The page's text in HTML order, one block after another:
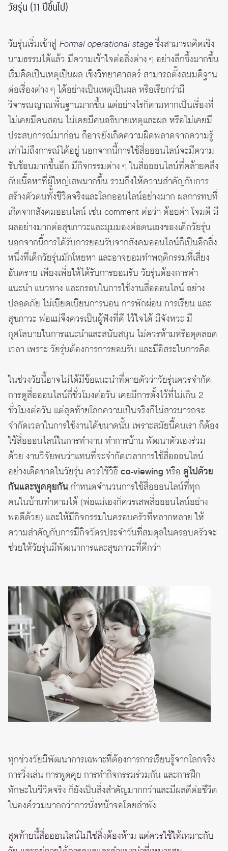
วัยรุ่น (11 ปีขึ้นไป)
วัยรุ่นเริ่มเข้าสู่ Formal operational stageซึ่งสามารถคิดเชิง
นามธรรมได้แล้ว มีความเข้าใจต่อสิ่งต่าง ๆ อย่างลึกซึ้งมากขึ้น
เริ่มคิดเป็นเหตุเป็นผล เชิงวิทยาศาสตร์ สามารถตั้งสมมติฐาน
ต่อเรื่องต่าง ๆ ได้อย่างเป็นเหตุเป็นผล หรือเรียกว่ามี
วิจารณญาณพื้นฐานมากขึ้น แต่อย่างไรก็ตามหากเป็นเรื่องที่
ไม่เคยมีคนสอน ไม่เคยมีคนอธิบายเหตุและผล หรือไม่เคยมี
ประสบการณ์มาก่อน ก็อาจยังเกิดความผิดพลาดจากความรู้
เท่าไม่ถึงการณ์ได้อยู่ นอกจากนี้การใช้สื่อออนไลน์จะมีความ
ซับซ้อนมากขึ้นอีก มีกิจกรรมต่าง ๆ ในสื่อออนไลน์ที่คล้ายคลึง
กับเนื้อหาที่ผู้ใหญ่เสพมากขึ้น รวมถึงให้ความสำคัญกับการ
สร้างตัวตนทั้งชีวิตจริงและโลกออนไลน์อย่างมาก ผลการทบที่
เกิดจากสังคมออนไลน์ เช่น comment ต่อว่า ด้อยค่า โจมตี มี
ผลอย่างมากต่อสุขภาวะและมุมมองต่อตนเองของเด็กวัยรุ่น
นอกจากนี้การได้รับการยอมรับจากสังคมออนไลน์ก็เป็นอีกสิ่ง
หนึ่งที่เด็กวัยรุ่นมักโหยหา และอาจยอมทำพฤติกรรมที่เสี่ยง
อันตราย เพียงเพื่อให้ได้รับการยอมรับ วัยรุ่นต้องการคำ
แนะนำ แนวทาง และกรอบในการใช้งานสื่อออนไลน์ อย่าง
ปลอดภัย ไม่เบียดเบียนการนอน การพักผ่อน การเรียน และ
สุขภาวะ พ่อแม่จึงควรเป็นผู้ฟังที่ดี ไว้ใจได้ มีจังหวะ มี
กุศโลบายในการแนะนำและสนับสนุน ไม่ควรห้ามหรือดุตลอด
เวลา เพราะ วัยรุ่นต้องการการยอมรับ และมีอิสระในการคิด
ในช่วงวัยนี้อาจไม่ได้มีข้อแนะนำที่ตายตัวว่าวัยรุ่นควรจำกัด
การดูสื่อออนไลน์กี่ชั่วโมงต่อวัน เคยมีการตั้งไว้ที่ไม่เกิน 2
ชั่วโมงต่อวัน แต่สุดท้ายโลกความเป็นจริงก็ไม่สารมารถจะ
จำกัดเวลาในการใช้งานได้ขนาดนั้น เพราะสมัยนี้คนเรา ก็ต้อง
ใช้สื่อออนไลน์ในการทำงาน ทำการบ้าน พัฒนาตัวเองร่วม
ด้วย งานวิจัยพบว่าแทนที่จะจำกัดเวลาการใช้สื่อออนไลน์
อย่างเด็ดขาดในวัยรุ่น ควรใช้วิธีco-viewing หรือ ดูไปด้วย
กันและพูดคุยกันกำหนดจำนวนการใช้สื่อออนไลน์ที่ทุก
คนในบ้านทำตามได้ (พ่อแม่เองก็ควรเสพสื่อออนไลน์อย่าง
พอดีด้วย) และให้มีกิจกรรมในครอบครัวที่หลากหลาย ให้
ความสำคัญกับการมีกิจวัตรประจำวันที่สมดุลในครอบครัวจะ
ช่วยให้วัยรุ่นมีพัฒนาการและสุขภาวะที่ดีกว่า
ทุกช่วงวัยมีพัฒนาการเฉพาะที่ต้องการการเรียนรู้จากโลกจริง
การวิ่งเล่น การพูดคุย การทำกิจกรรมร่วมกัน และการฝึก
ทักษะในชีวิตจริง ก็ยังเป็นสิ่งสำคัญมากกว่าและมีผลดีต่อชีวิต
ในองค์รวมมากกว่าการนั่งหน้าจอโดยลำพัง
สุดท้ายนี้สื่อออนไลน์ไม่ใช่สิ่งต้องห้าม แต่ควรใช้ให้เหมาะกับ